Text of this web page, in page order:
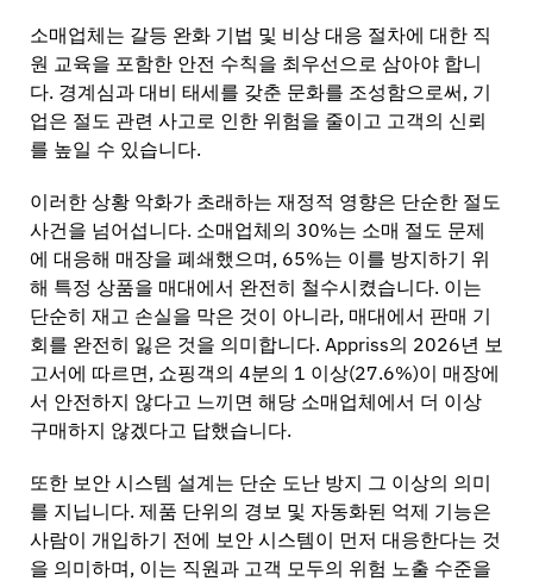
소매업체는 갈등 완화 기법 및 비상 대응 절차에 대한 직
원 교육을 포함한 안전 수칙을 최우선으로 삼아야 합니
다. 경계심과 대비 태세를 갖춘 문화를 조성함으로써, 기
업은 절도 관련 사고로 인한 위험을 줄이고 고객의 신뢰
를 높일 수 있습니다.
이러한 상황 악화가 초래하는 재정적 영향은 단순한 절도
사건을 넘어섭니다. 소매업체의 30%는 소매 절도 문제
에 대응해 매장을 폐쇄했으며, 65%는 이를 방지하기 위
해 특정 상품을 매대에서 완전히 철수시켰습니다. 이는
단순히 재고 손실을 막은 것이 아니라, 매대에서 판매 기
회를 완전히 잃은 것을 의미합니다. Appriss의 2026년 보
고서에 따르면, 쇼핑객의 4분의 1 이상(27.6%)이 매장에
서 안전하지 않다고 느끼면 해당 소매업체에서 더 이상
구매하지 않겠다고 답했습니다.
또한 보안 시스템 설계는 단순 도난 방지 그 이상의 의미
를 지닙니다. 제품 단위의 경보 및 자동화된 억제 기능은
사람이 개입하기 전에 보안 시스템이 먼저 대응한다는 것
을 의미하며, 이는 직원과 고객 모두의 위험 노출 수준을